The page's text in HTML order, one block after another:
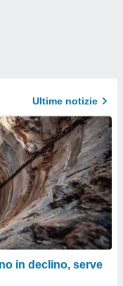
Ultime notizie
in declino, serve